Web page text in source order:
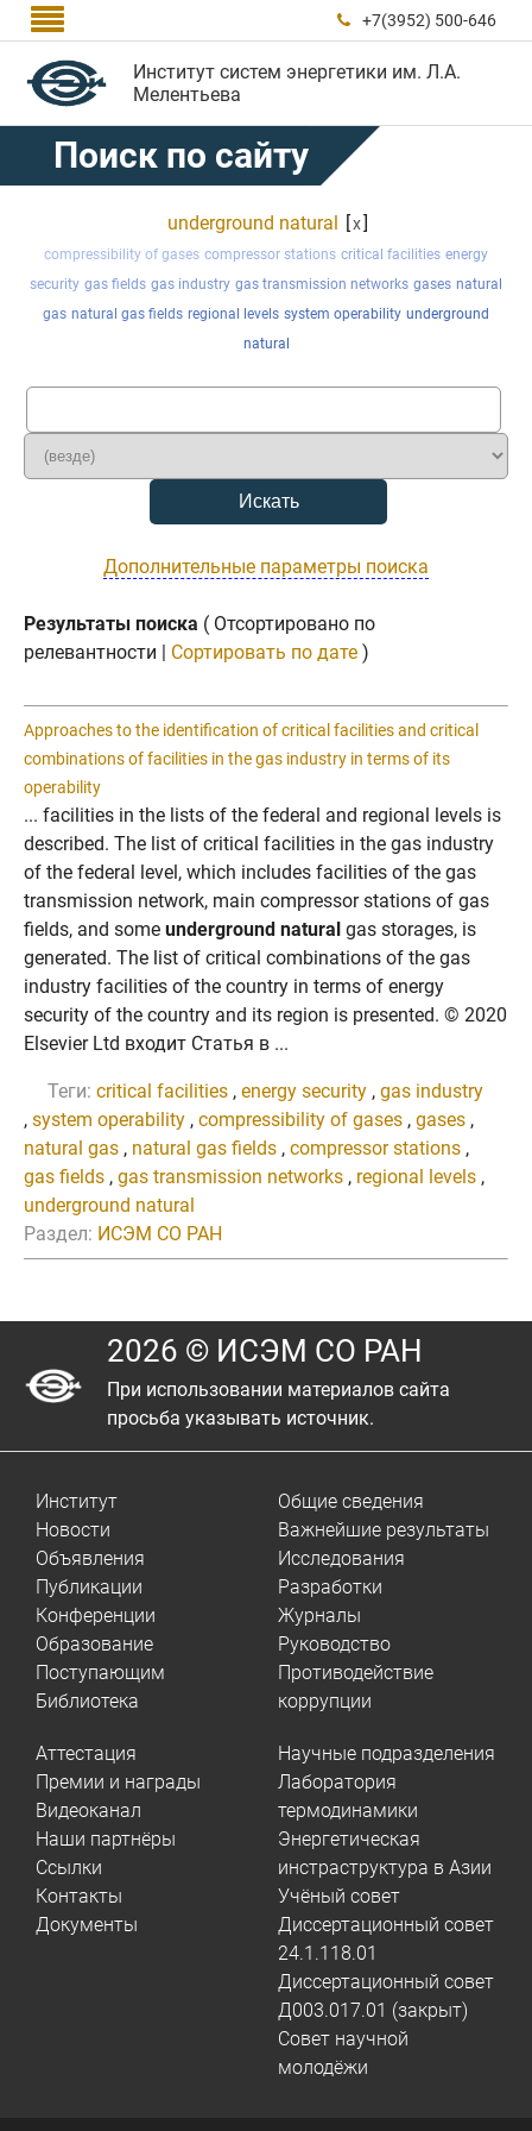
  +7(3952) 500-646
Институт систем энергетики им. Л.А.
Мелентьева
Поиск по сайту
underground natural [x]
compressibility of gases compressor stations critical facilities energy
security gas fields gas industry gas transmission networks gases natural
gas natural gas fields regional levels system operability underground
natural
Дополнительные параметры поиска
Результаты поиска ( Отсортировано по
релевантности | Сортировать по дате )
Approaches to the identification of critical facilities and critical
combinations of facilities in the gas industry in terms of its
operability
... facilities in the lists of the federal and regional levels is
described. The list of critical facilities in the gas industry
of the federal level, which includes facilities of the gas
transmission network, main compressor stations of gas
fields, and some underground natural gas storages, is
generated. The list of critical combinations of the gas
industry facilities of the country in terms of energy
security of the country and its region is presented. © 2020
Elsevier Ltd входит Статья в ...
Теги: critical facilities , energy security , gas industry
, system operability , compressibility of gases , gases ,
natural gas , natural gas fields , compressor stations ,
gas fields , gas transmission networks , regional levels ,
underground natural
Раздел: ИСЭМ СО РАН
2026 © ИСЭМ СО РАН
При использовании материалов сайта
просьба указывать источник.
Институт
Новости
Объявления
Публикации
Конференции
Образование
Поступающим
Библиотека
Общие сведения
Важнейшие результаты
Исследования
Разработки
Журналы
Руководство
Противодействие
коррупции
Аттестация
Премии и награды
Видеоканал
Наши партнёры
Ссылки
Контакты
Документы
Научные подразделения
Лаборатория
термодинамики
Энергетическая
инстраструктура в Азии
Учёный совет
Диссертационный совет
24.1.118.01
Диссертационный совет
Д003.017.01 (закрыт)
Совет научной
молодёжи